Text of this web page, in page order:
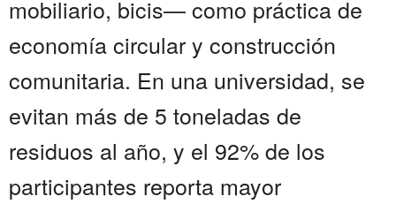
mobiliario, bicis— como práctica de
economía circular y construcción
comunitaria. En una universidad, se
evitan más de 5 toneladas de
residuos al año, y el 92% de los
participantes reporta mayor